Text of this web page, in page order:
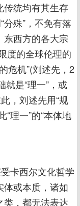
传统均有其生存
殊”，不免有落
东西方的各大宗
度的全球伦理的
危机”(刘述先，2
是“理一”，或
，刘述先用“规
理一”的“本体地
卡西尔文化哲学
体或本质，诸如
，都无法表达